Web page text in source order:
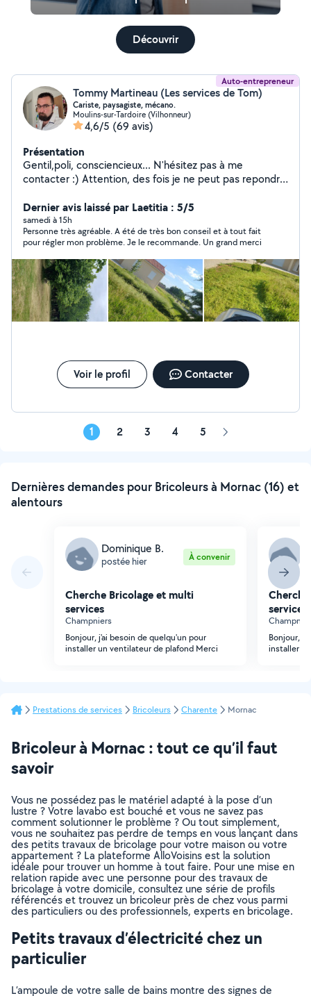
Découvrir
Auto-entrepreneur
Tommy Martineau (Les services de Tom)
Cariste, paysagiste, mécano.
Moulins-sur-Tardoire (Vilhonneur)
4,6/5 (69 avis)
Présentation
Gentil,poli, consciencieux... N'hésitez pas à me
contacter :) Attention, des fois je ne peut pas repondre
coordonnées pour que je puisse vous recontactez
ensuite ! Au plaisir ! :)
Dernier avis laissé par Laetitia : 5/5
samedi à 15h
Personne très agréable. A été de très bon conseil et à tout fait
pour régler mon problème. Je le recommande. Un grand merci
Voir le profil Contacter
1 2 3 4 5 Page
Dernières demandes pour Bricoleurs à Mornac (16) et
alentours
Dominique B.
postée hier À convenir
Cherche Bricolage et multi
services
Champniers
Bonjour, j'ai besoin de quelqu'un pour
installer un ventilateur de plafond Merci
services
Bonjour,
installer
Prestations de services Bricoleurs Charente Mornac
Bricoleur à Mornac : tout ce qu’il faut
savoir
Vous ne possédez pas le matériel adapté à la pose d’un
lustre ? Votre lavabo est bouché et vous ne savez pas
comment solutionner le problème ? Ou tout simplement,
vous ne souhaitez pas perdre de temps en vous lançant dans
des petits travaux de bricolage pour votre maison ou votre
appartement ? La plateforme AlloVoisins est la solution
idéale pour trouver un homme à tout faire. Pour une mise en
relation rapide avec une personne pour des travaux de
bricolage à votre domicile, consultez une série de profils
référencés et trouvez un bricoleur près de chez vous parmi
des particuliers ou des professionnels, experts en bricolage.
Petits travaux d’électricité chez un
particulier
L’ampoule de votre salle de bains montre des signes de